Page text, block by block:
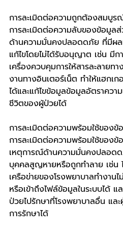
การละเมิดต่อความถูกต้องสมบู
การละเมิดต่อความลับของข้อมู
ด้านความมั่นคงปลอดดภัย ที่มีผ
แก้ไขโดยไม่ได้รับอนุญาต เช่น มี
เครื่องควบคุมการให้สารละลายท
งานทางอินเตอร์เน็ต ทำให้แฮกเก
ได้และแก้ไขข้อมูลข้อมูลอัตราควา
ชีวิตของผู้ป่วยได้
การละเมิดต่อความพร้อมใช้ของ
การละเมิดต่อความพร้อมใช้ของ
เหตุการณ์ด้านความมั่นคงปลอด
บุคคลสูญหายหรือถูกทำลาย เช่น
เครือข่ายของโรงพยาบาลทำงาน
หรือเข้าถึงไฟล์ข้อมูลในระบบได้
ป่วยไปรักษาที่โรงพยาบาลอื่น และ
การรักษาได้